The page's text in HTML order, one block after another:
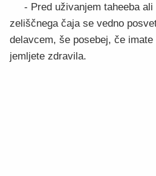
- Pred uživanjem taheeba
zeliščnega čaja se vedno
delavcem, še posebej, če
jemljete zdravila.